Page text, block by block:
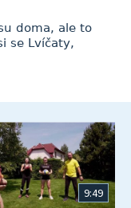
doma, ale to
se Lvíčaty,
9:49